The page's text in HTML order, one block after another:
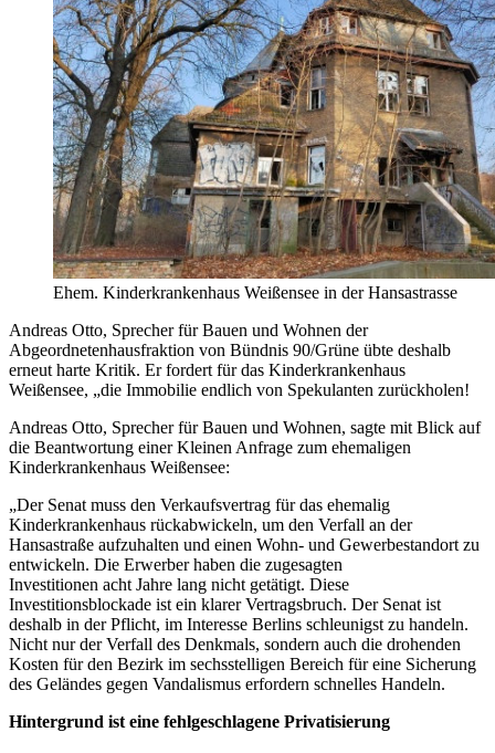
Ehem. Kinderkrankenhaus Weißensee in der Hansastrasse
Andreas Otto, Sprecher für Bauen und Wohnen der
Abgeordnetenhausfraktion von Bündnis 90/Grüne übte deshalb
erneut harte Kritik. Er fordert für das Kinderkrankenhaus
Weißensee, „die Immobilie endlich von Spekulanten zurückholen!
Andreas Otto, Sprecher für Bauen und Wohnen, sagte mit Blick auf
die Beantwortung einer Kleinen Anfrage zum ehemaligen
Kinderkrankenhaus Weißensee:
„Der Senat muss den Verkaufsvertrag für das ehemalig
Kinderkrankenhaus rückabwickeln, um den Verfall an der
Hansastraße aufzuhalten und einen Wohn- und Gewerbestandort zu
entwickeln. Die Erwerber haben die zugesagten
Investitionen acht Jahre lang nicht getätigt. Diese
Investitionsblockade ist ein klarer Vertragsbruch. Der Senat ist
deshalb in der Pflicht, im Interesse Berlins schleunigst zu handeln.
Nicht nur der Verfall des Denkmals, sondern auch die drohenden
Kosten für den Bezirk im sechsstelligen Bereich für eine Sicherung
des Geländes gegen Vandalismus erfordern schnelles Handeln.
Hintergrund ist eine fehlgeschlagene Privatisierung